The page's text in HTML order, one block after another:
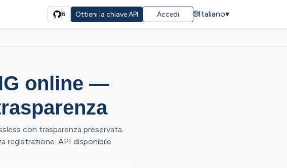
6 Ottieni la chiave API Accedi 🌐Italiano▾
online —
con trasparenza preservata.
registrazione. API disponibile.